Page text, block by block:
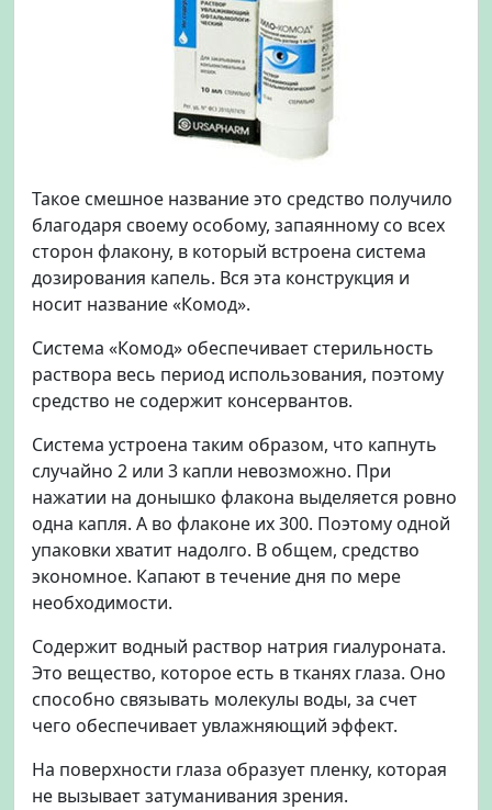
Такое смешное название это средство получило
благодаря своему особому, запаянному со всех
сторон флакону, в который встроена система
дозирования капель. Вся эта конструкция и
носит название «Комод».
Система «Комод» обеспечивает стерильность
раствора весь период использования, поэтому
средство не содержит консервантов.
Система устроена таким образом, что капнуть
случайно 2 или 3 капли невозможно. При
нажатии на донышко флакона выделяется ровно
одна капля. А во флаконе их 300. Поэтому одной
упаковки хватит надолго. В общем, средство
экономное. Капают в течение дня по мере
необходимости.
Содержит водный раствор натрия гиалуроната.
Это вещество, которое есть в тканях глаза. Оно
способно связывать молекулы воды, за счет
чего обеспечивает увлажняющий эффект.
На поверхности глаза образует пленку, которая
не вызывает затуманивания зрения.